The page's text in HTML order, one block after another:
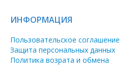
ИНФОРМАЦИЯ
Пользовательское соглашение
Защита персональных данных
Политика возрата и обмена